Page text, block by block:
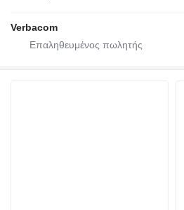
Verbacom